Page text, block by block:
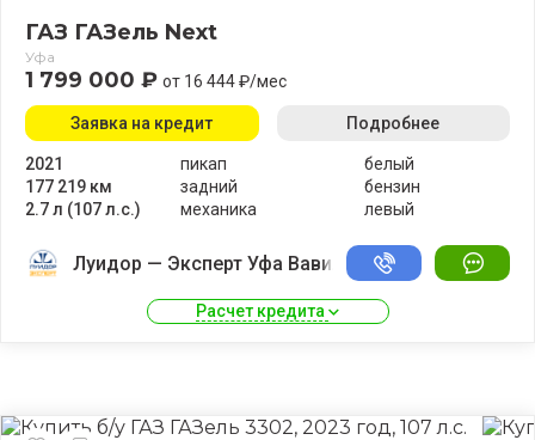
ГАЗ ГАЗель Next
Уфа
1 799 000 ₽ от 16 444 ₽/мес
2021
177 219 км
2.7 л (107 л.с.)
пикап
задний
механика
белый
бензин
левый
Заявка на кредит Подробнее
Луидор — Эксперт Уфа Вавилово
Расчет кредита